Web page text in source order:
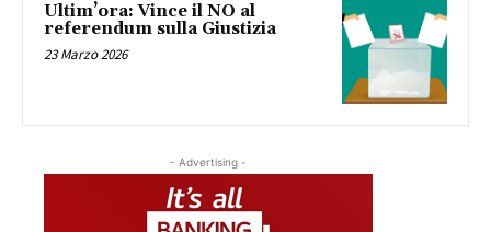
Ultim’ora: Vince il NO al
referendum sulla Giustizia
23 Marzo 2026
- Advertising -